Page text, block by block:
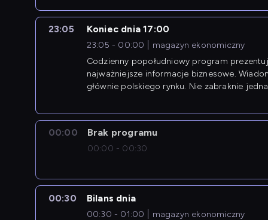
23:05 Koniec dnia 17:00
23:05 - 00:00
magazyn ekonomiczny
Codzienny popołudniowy program
najważniejsze informacje biznesowe.
głównie polskiego rynku. Nie zabraknie
00:00 Brak programu
00:00 - 00:30
00:30 Bilans dnia
00:30 - 01:00 magazyn ekonomiczny